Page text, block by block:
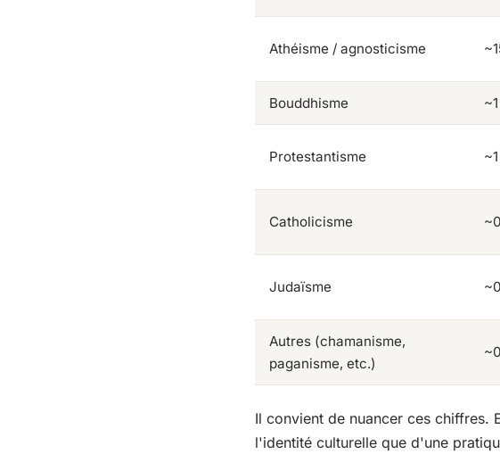
Athéisme / agnosticisme
Bouddhisme
Protestantisme
Catholicisme
Judaïsme
Autres (chamanisme,
paganisme, etc.)
Il convient de nuancer ces chiffres.
l'identité culturelle que d'une